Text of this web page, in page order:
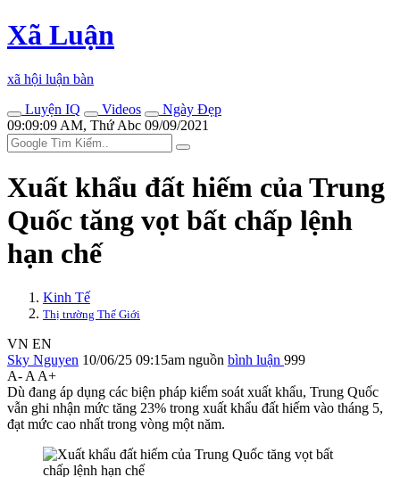
Xã Luận
xã hội luận bàn
Luyện IQ
Videos
Ngày Đẹp
09:09:09 AM, Thứ Abc 09/09/2021
Xuất khẩu đất hiếm của Trung
Quốc tăng vọt bất chấp lệnh
hạn chế
Kinh Tế
Thị trường Thế Giới
VN EN
Sky Nguyen 10/06/25 09:15am nguồn bình luận 999
A- A A+
Dù đang áp dụng các biện pháp kiểm soát xuất khẩu, Trung Quốc
vẫn ghi nhận mức tăng 23% trong xuất khẩu đất hiếm vào tháng 5,
đạt mức cao nhất trong vòng một năm.